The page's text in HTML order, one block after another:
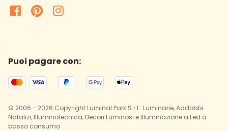
Puoi pagare con:
© 2006 - 2026 Copyright Luminal Park S.r.l.: Luminarie, Addobbi
Natalizi, Illuminotecnica, Decori Luminosi e Illuminazione a Led a
basso consumo